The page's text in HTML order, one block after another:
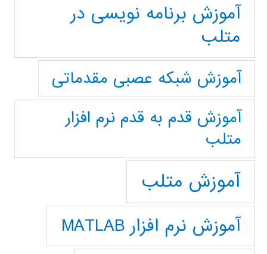
آموزش برنامه نویسی در
متلب
آموزش شبکه عصبی مقدماتی
آموزش قدم به قدم نرم افزار
متلب
آموزش متلب
آموزش نرم افزار MATLAB